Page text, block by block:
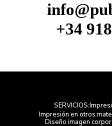
+34
SERVICIOS:
Impresión en otros
Diseño imagen